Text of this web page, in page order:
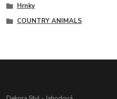
Hrnky
COUNTRY ANIMALS